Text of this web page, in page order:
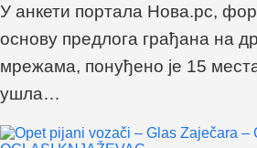
У анкети портала Нова.рс,
основу предлога грађана на
мрежама, понуђено је 15
ушла…